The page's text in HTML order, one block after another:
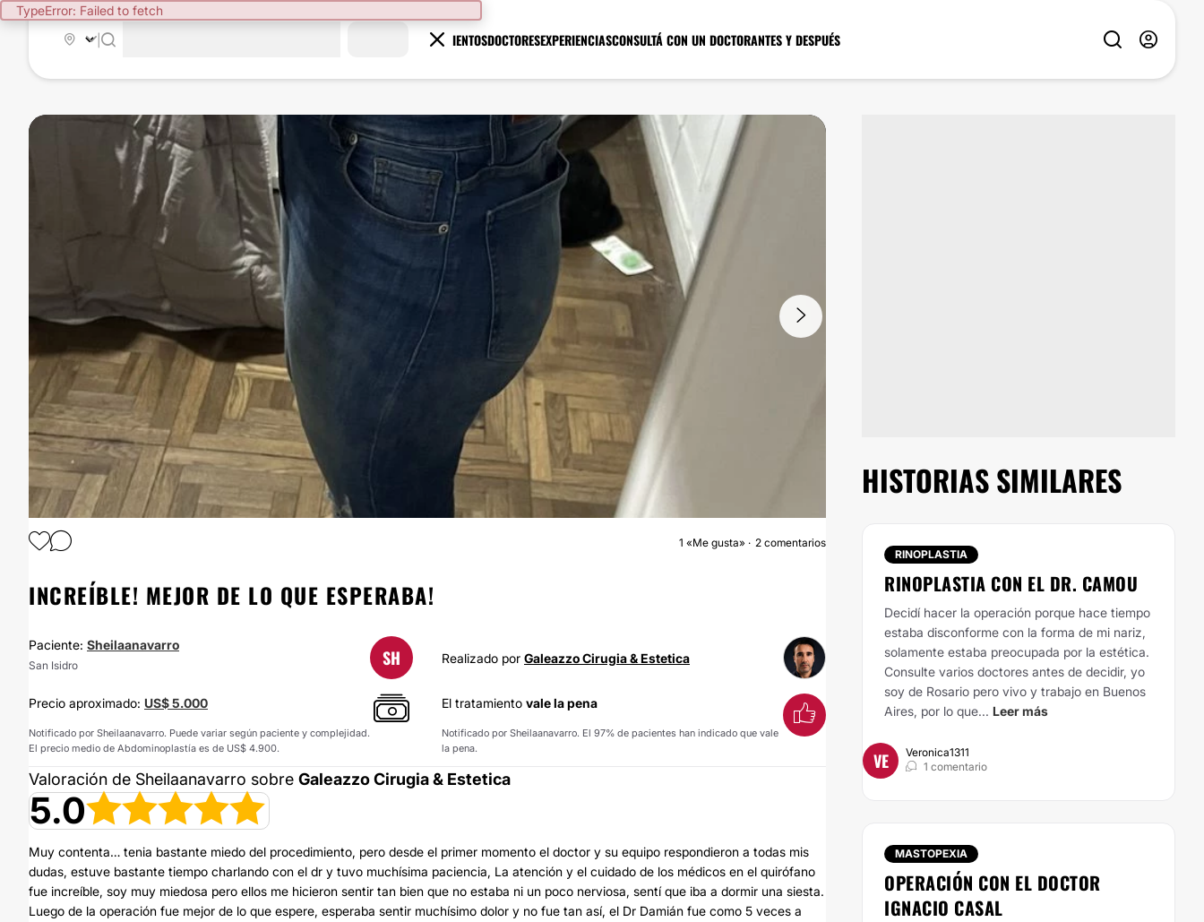
TypeError: Failed to fetch
TRATAMIENTOSDOCTORESEXPERIENCIASCONSULTÁ CON UN DOCTORANTES Y DESPUÉS
ABDOMINOPLASTÍA
1 «Me gusta» 2 comentarios
INCREÍBLE! MEJOR DE LO QUE ESPERABA!
Paciente: Sheilaanavarro
San Isidro SH Realizado por Galeazzo Cirugia & Estetica
Precio aproximado: US$ 5.000
Notificado por Sheilaanavarro. Puede variar según paciente y complejidad.
El precio medio de Abdominoplastía es de US$ 4.900.
El tratamiento vale la pena
Notificado por Sheilaanavarro. El 97% de pacientes han indicado que vale
la pena.
Valoración de Sheilaanavarro sobre Galeazzo Cirugia & Estetica
5.0
Muy contenta… tenia bastante miedo del procedimiento, pero desde el primer momento el doctor y su equipo respondieron a todas mis
dudas, estuve bastante tiempo charlando con el dr y tuvo muchísima paciencia, La atención y el cuidado de los médicos en el quirófano
fue increíble, soy muy miedosa pero ellos me hicieron sentir tan bien que no estaba ni un poco nerviosa, sentí que iba a dormir una siesta.
Luego de la operación fue mejor de lo que espere, esperaba sentir muchísimo dolor y no fue tan así, el Dr Damián fue como 5 veces a
HISTORIAS SIMILARES
RINOPLASTIA
RINOPLASTIA CON EL DR. CAMOU
Decidí hacer la operación porque hace tiempo
estaba disconforme con la forma de mi nariz,
solamente estaba preocupada por la estética.
Consulte varios doctores antes de decidir, yo
soy de Rosario pero vivo y trabajo en Buenos
Aires, por lo que... Leer más
VE
Veronica1311
1 comentario
MASTOPEXIA
OPERACIÓN CON EL DOCTOR
IGNACIO CASAL